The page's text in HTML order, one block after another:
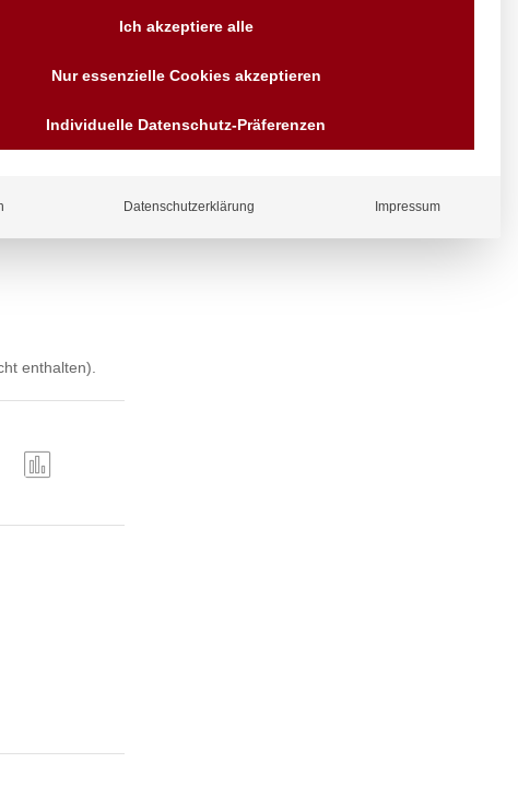
aus Edelstahl
enthalten).
Anfragen
Wir sind seit über 40 Jahren
für Sie da
Vorrauskasse Paypal,
Kreditkarte, Direkt
Ich akzeptiere alle
Nur essenzielle Cookies akzeptieren
Individuelle Datenschutz-Präferenzen
Datenschutzerklärung Impressum